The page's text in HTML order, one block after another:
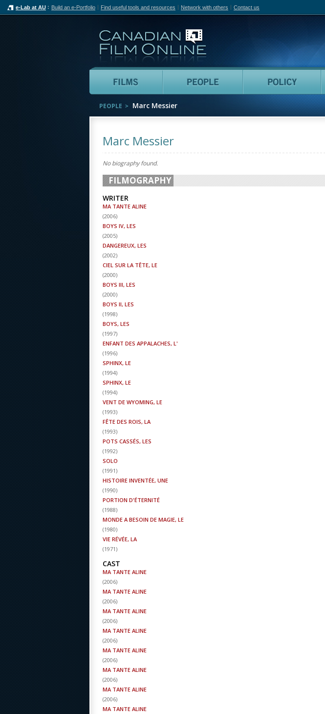
e-Lab at AU Build an e-Portfolio Find useful tools and resources Network with others Contact us
Films People
PEOPLE Marc Messier
Marc Messier
No biography found.
FILMOGRAPHY
WRITER
MA TANTE ALINE
(2006)
BOYS IV, LES
(2005)
DANGEREUX, LES
(2002)
CIEL SUR LA TÊTE, LE
(2000)
BOYS III, LES
(2000)
BOYS II, LES
(1998)
BOYS, LES
(1997)
ENFANT DES APPALACHES, L'
(1996)
SPHINX, LE
(1994)
SPHINX, LE
(1994)
VENT DE WYOMING, LE
(1993)
FÊTE DES ROIS, LA
(1993)
POTS CASSÉS, LES
(1992)
SOLO
(1991)
HISTOIRE INVENTÉE, UNE
(1990)
PORTION D'ÉTERNITÉ
(1988)
MONDE A BESOIN DE MAGIE, LE
(1980)
VIE RÉVÉE, LA
(1971)
CAST
MA TANTE ALINE
(2006)
MA TANTE ALINE
(2006)
MA TANTE ALINE
(2006)
MA TANTE ALINE
(2006)
MA TANTE ALINE
(2006)
MA TANTE ALINE
(2006)
MA TANTE ALINE
(2006)
MA TANTE ALINE